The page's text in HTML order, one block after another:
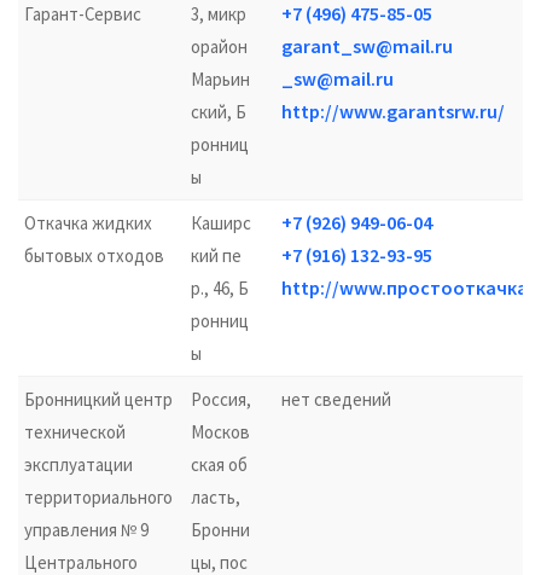
Гарант-Сервис
3, микр
орайон
Марьин
ский, Б
ронниц
ы
+7 (496) 475-85-05
garant_sw@mail.ru
_sw@mail.ru
http://www.garantsrw.ru/
Откачка жидких
бытовых отходов
Каширс
кий пе
р., 46, Б
ронниц
ы
+7 (926) 949-06-04
+7 (916) 132-93-95
http://
Бронницкий центр
технической
эксплуатации
территориального
управления № 9
Центрального
Россия,
Москов
ская об
ласть,
Бронни
цы, пос
нет сведений